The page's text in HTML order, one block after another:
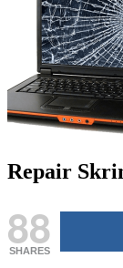
Repair
88
SHARES